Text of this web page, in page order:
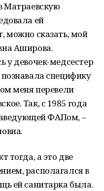
Матраевскую
ей
можно сказать, мой
Аширова.
у девочек-медсестер
специфику
меня перевели
Так, с 1985 года
ФАПом, –
тогда, а это две
располагался в
ей санитарка была.